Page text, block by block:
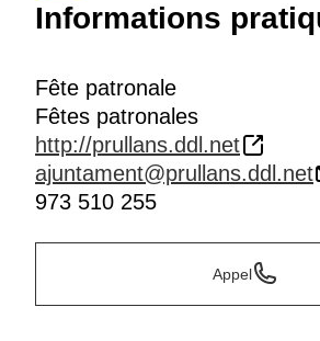
Informations
Fête patronale
Fêtes patronales
http://prullans.ddl.net
ajuntament@prullans.ddl.net
973 510 255
Appel